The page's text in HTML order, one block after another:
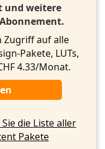
und weitere
Zugriff auf alle
Pakete, LUTs,
4.33/Monat.
die Liste aller
Pakete